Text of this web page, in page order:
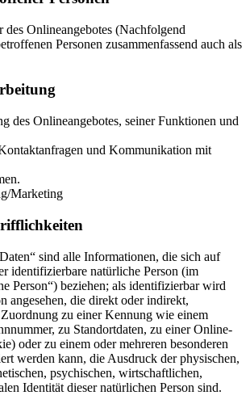
des Onlineangebotes (Nachfolgend
Personen zusammenfassend auch als
des Onlineangebotes, seiner Funktionen und
und Kommunikation mit
Marketing
sind alle Informationen, die sich auf
identifizierbare natürliche Person (im
Person“) beziehen; als identifizierbar wird
angesehen, die direkt oder indirekt,
zu einer Kennung wie einem
zu Standortdaten, zu einer Online-
oder zu einem oder mehreren besonderen
werden kann, die Ausdruck der physischen,
psychischen, wirtschaftlichen,
Identität dieser natürlichen Person sind.